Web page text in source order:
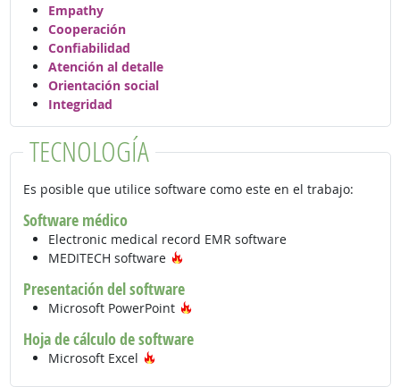
Empathy
Cooperación
Confiabilidad
Atención al detalle
Orientación social
Integridad
TECNOLOGÍA
Es posible que utilice software como este en el trabajo:
Software médico
Electronic medical record EMR software
MEDITECH software
Presentación del software
Microsoft PowerPoint
Hoja de cálculo de software
Microsoft Excel